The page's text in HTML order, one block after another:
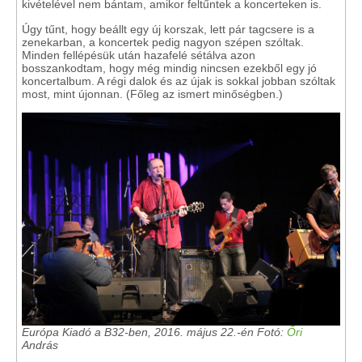
kivételével nem bántam, amikor feltűntek a koncerteken is.
Úgy tűnt, hogy beállt egy új korszak, lett pár tagcsere is a
zenekarban, a koncertek pedig nagyon szépen szóltak.
Minden fellépésük után hazafelé sétálva azon
bosszankodtam, hogy még mindig nincsen ezekből egy jó
koncertalbum. A régi dalok és az újak is sokkal jobban szóltak
most, mint újonnan. (Főleg az ismert minőségben.)
Európa Kiadó a B32-ben, 2016. május 22.-én Fotó: Őri
András